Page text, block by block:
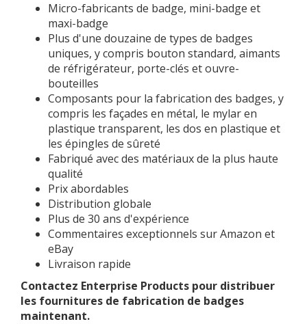
Micro-fabricants de badge, mini-badge et
maxi-badge
Plus d'une douzaine de types de badges
uniques, y compris bouton standard, aimants
de réfrigérateur, porte-clés et ouvre-
bouteilles
Composants pour la fabrication des badges, y
compris les façades en métal, le mylar en
plastique transparent, les dos en plastique et
les épingles de sûreté
Fabriqué avec des matériaux de la plus haute
qualité
Prix ​​abordables
Distribution globale
Plus de 30 ans d'expérience
Commentaires exceptionnels sur Amazon et
eBay
Livraison rapide
Contactez Enterprise Products pour distribuer
les fournitures de fabrication de badges
maintenant.